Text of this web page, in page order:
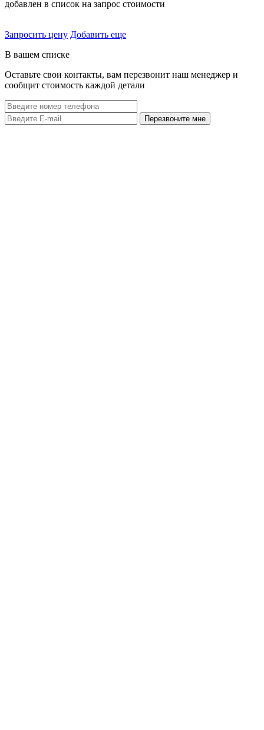
добавлен в список на запрос стоимости
Запросить цену Добавить еще
В вашем списке
Оставьте свои контакты, вам перезвонит наш менеджер и
сообщит стоимость каждой детали
Перезвоните мне